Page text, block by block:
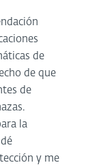
de
de que
de
la
y me